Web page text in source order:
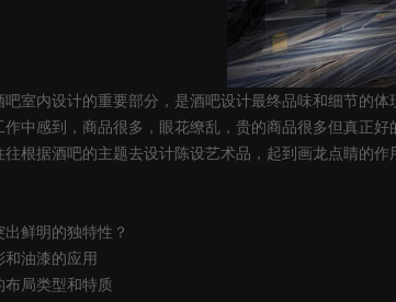
吧室内设计的重要部分，是酒吧设计最终品味和细节的
作中感到，商品很多，眼花缭乱，贵的商品很多但真正
根据酒吧的主题去设计陈设艺术品，起到画龙点睛的作
鲜明的独特性？
油漆的应用
局类型和特质